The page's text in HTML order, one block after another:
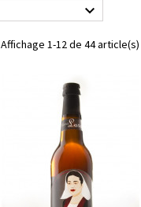

Affichage 1-12 de 44 article(s)